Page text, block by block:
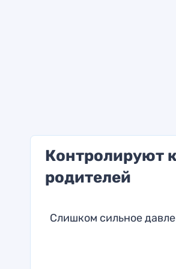
Контролируют
родителей
Слишком сильное